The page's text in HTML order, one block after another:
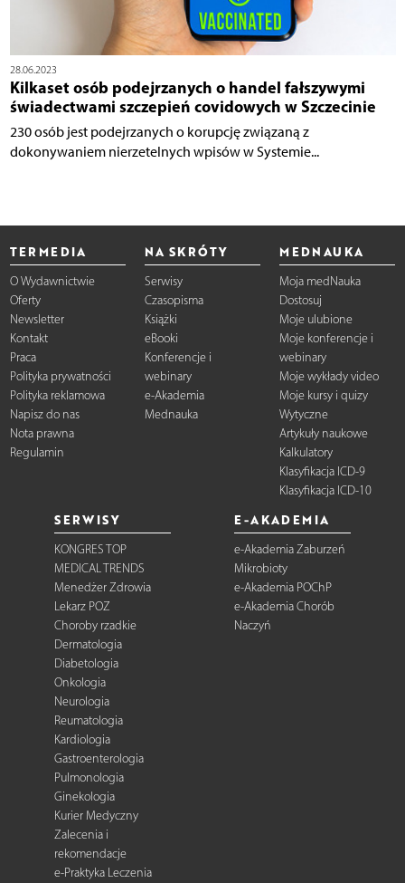
28.06.2023
Kilkaset osób podejrzanych o handel fałszywymi
świadectwami szczepień covidowych w Szczecinie
230 osób jest podejrzanych o korupcję związaną z
dokonywaniem nierzetelnych wpisów w Systemie...
TERMEDIA
O Wydawnictwie
Oferty
Newsletter
Kontakt
Praca
Polityka prywatności
Polityka reklamowa
Napisz do nas
Nota prawna
Regulamin
NA SKRÓTY
Serwisy
Czasopisma
Książki
eBooki
Konferencje i
webinary
e-Akademia
Mednauka
MEDNAUKA
Moja medNauka
Dostosuj
Moje ulubione
Moje konferencje i
webinary
Moje wykłady video
Moje kursy i quizy
Wytyczne
Artykuły naukowe
Kalkulatory
Klasyfikacja ICD-9
Klasyfikacja ICD-10
SERWISY
KONGRES TOP
MEDICAL TRENDS
Menedżer Zdrowia
Lekarz POZ
Choroby rzadkie
Dermatologia
Diabetologia
Onkologia
Neurologia
Reumatologia
Kardiologia
Gastroenterologia
Pulmonologia
Ginekologia
Kurier Medyczny
Zalecenia i
rekomendacje
e-Praktyka Leczenia
E-AKADEMIA
e-Akademia Zaburzeń
Mikrobioty
e-Akademia POChP
e-Akademia Chorób
Naczyń